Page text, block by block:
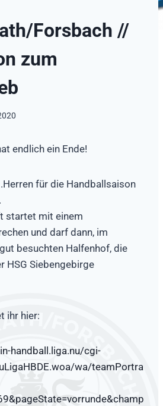
Forsbach //
zum
endlich ein Ende!
für die Handballsaison
startet mit einem
und darf dann, im
besuchten Halfenhof, die
HSG Siebengebirge
ihr hier:
handball.liga.nu/cgi-
wa/teamPortra